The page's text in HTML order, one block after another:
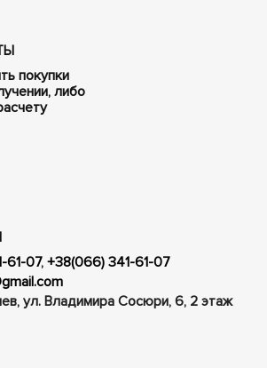
покупки
либо
61-07, +38(066) 341-61-07
ул. Владимира Сосюри, ​​6, 2 этаж